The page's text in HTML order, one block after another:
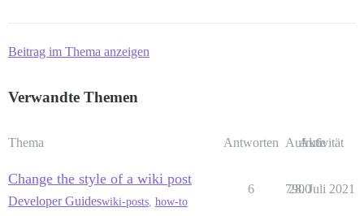
Beitrag im Thema anzeigen
Verwandte Themen
Thema Antworten Aufrufe
Aktivität
Change the style of a wiki post
Developer Guideswiki-posts how-to
6 7900
28. Juli 2021